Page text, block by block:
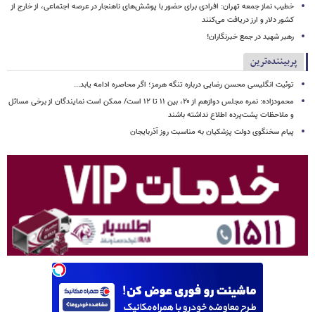
خطیب نماز جمعه تهران: افرادی برای حضور با پوشش‌های ناهنجار در عرصه اجتماعی، از خارج از
کشور دلار و ارز دریافت می‌کنند
رهبر شهید در جمع خبرنگاران!
پربیننده‌ترین
توئیت انگلیسی محسن رضایی درباره تنگه هرمز؛ اگر محاصره ادامه یابد...
محمودزاده: نمره مجلس دوازهم از ۲۰، بین ۱۱ تا ۱۲ است/ ممکن است نمایندگان از برخی مسائل
و ملاحظات پشت‌پرده اطلاع نداشته باشند
پیام سخنگوی دولت پزشکیان به مناسبت روز آذربایجان